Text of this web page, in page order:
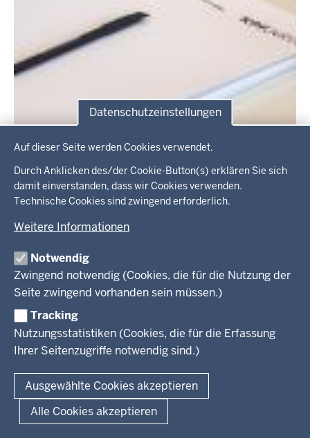
Datenschutzeinstellungen
Auf dieser Seite werden Cookies verwendet.
Durch Anklicken des/der Cookie-Button(s) erklären Sie sich
damit einverstanden, dass wir Cookies verwenden.
Technische Cookies sind zwingend erforderlich.
Weitere Informationen
Notwendig
Zwingend notwendig (Cookies, die für die Nutzung der
Seite zwingend vorhanden sein müssen.)
Tracking
Nutzungsstatistiken (Cookies, die für die Erfassung
Ihrer Seitenzugriffe notwendig sind.)
Ausgewählte Cookies akzeptieren
Alle Cookies akzeptieren
KPF.NRW
Förderprogramm Provenienzen NRW
Um der großen Verantwortung gerecht zu werden, die Politik
in der Zeit des Nationalsozialismus den Besitzern geraubt
wurden, ist das Förderprogramm Provenienzen NRW
entstanden.